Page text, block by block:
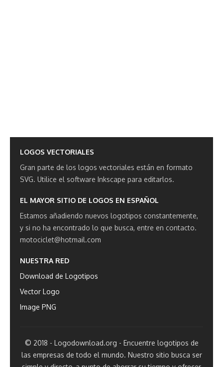
LOGOS VECTORIALES
Gran parte de los logos vectoriales están en formato
SVG. Utilice el software Inkscape para editarlos.
EL MAYOR SITIO DE LOGOS EN ESPAÑOL
Estamos añadiendo nuevos logotipos constantemente,
y si no ha encontrado lo que busca, entre en contacto.
motociclet@hotmail.com
NUESTRA RED
Download de Logotipos
Vector Logo
Image PNG
© 2018 - Logodownload.org - Encuentre logotipos de
las empresas de todo el mundo. Nuestro sitio busca ser